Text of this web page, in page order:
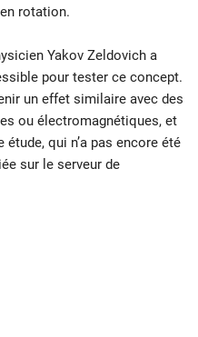
rotation.
Yakov Zeldovich a
pour tester ce concept.
un effet similaire avec des
ou électromagnétiques, et
qui n’a pas encore été
sur le serveur de